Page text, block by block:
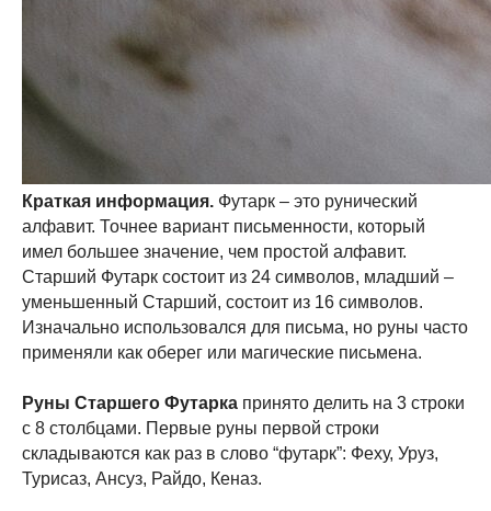
Краткая информация. Футарк – это рунический
алфавит. Точнее вариант письменности, который
имел большее значение, чем простой алфавит.
Старший Футарк состоит из 24 символов, младший –
уменьшенный Старший, состоит из 16 символов.
Изначально использовался для письма, но руны часто
применяли как оберег или магические письмена.
Руны Старшего Футарка принято делить на 3 строки
с 8 столбцами. Первые руны первой строки
складываются как раз в слово “футарк”: Феху, Уруз,
Турисаз, Ансуз, Райдо, Кеназ.